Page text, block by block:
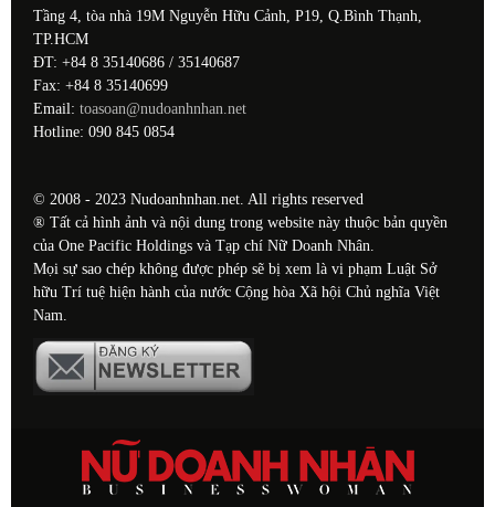
Tầng 4, tòa nhà 19M Nguyễn Hữu Cảnh, P19, Q.Bình Thạnh,
TP.HCM
ĐT: +84 8 35140686 / 35140687
Fax: +84 8 35140699
Email: toasoan@nudoanhnhan.net
Hotline: 090 845 0854
© 2008 - 2023 Nudoanhnhan.net. All rights reserved
® Tất cả hình ảnh và nội dung trong website này thuộc bản quyền
của One Pacific Holdings và Tạp chí Nữ Doanh Nhân.
Mọi sự sao chép không được phép sẽ bị xem là vi phạm Luật Sở
hữu Trí tuệ hiện hành của nước Cộng hòa Xã hội Chủ nghĩa Việt
Nam.